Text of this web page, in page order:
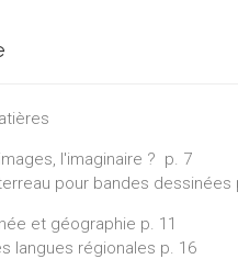
l'imaginaire ? p. 7
pour bandes dessinées
et géographie p. 11
langues régionales p. 16